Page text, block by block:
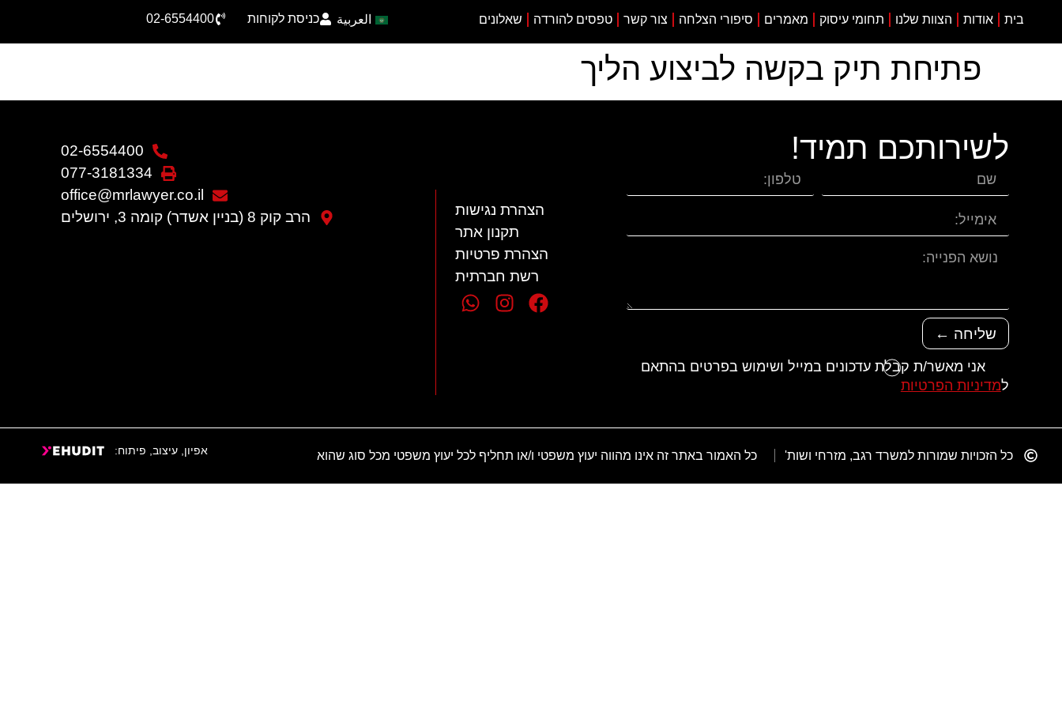
בית אודות הצוות שלנו תחומי עיסוק מאמרים סיפורי הצלחה צור קשר טפסים להורדה שאלונים العربية כניסת לקוחות 02-6554400
פתיחת תיק בקשה לביצוע הליך
לשירותכם תמיד!
אני מאשר/ת קבלת עדכונים במייל ושימוש בפרטים בהתאם
למדיניות הפרטיות
שליחה ←
הצהרת נגישות
תקנון אתר
הצהרת פרטיות
רשת חברתית
02-6554400
077-3181334
office@mrlawyer.co.il
הרב קוק 8 (בניין אשדר) קומה 3, ירושלים
כל הזכויות שמורות למשרד רגב, מזרחי ושות' כל האמור באתר זה אינו מהווה יעוץ משפטי ו/או תחליף לכל יעוץ משפטי מכל סוג שהוא אפיון, עיצוב, פיתוח: